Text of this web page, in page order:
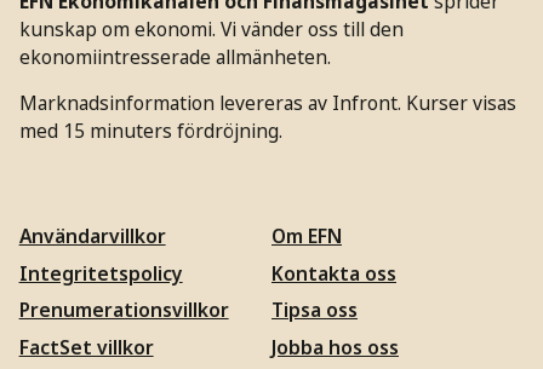
kunskap om ekonomi. Vi vänder oss till den
ekonomiintresserade allmänheten.
Marknadsinformation levereras av Infront. Kurser visas
med 15 minuters fördröjning.
Användarvillkor
Integritetspolicy
Prenumerationsvillkor
FactSet villkor
Om EFN
Kontakta oss
Tipsa oss
Jobba hos oss